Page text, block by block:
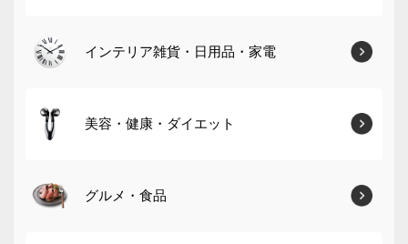
インテリア雑貨・日用品・家電
美容・健康・ダイエット
グルメ・食品